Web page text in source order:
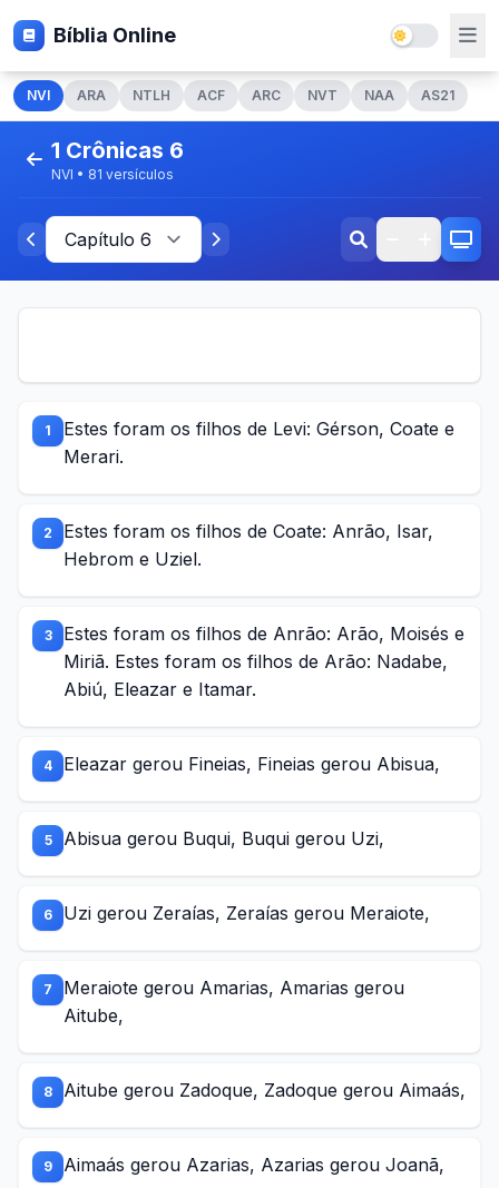
Bíblia Online
NVI ARA NTLH ACF ARC NVT NAA AS21
1 Crônicas 6
NVI • 81 versículos
1
Estes foram os filhos de Levi: Gérson, Coate e
Merari.
2
Estes foram os filhos de Coate: Anrão, Isar,
Hebrom e Uziel.
3
Estes foram os filhos de Anrão: Arão, Moisés e
Miriã. Estes foram os filhos de Arão: Nadabe,
Abiú, Eleazar e Itamar.
4 Eleazar gerou Fineias, Fineias gerou Abisua,
5 Abisua gerou Buqui, Buqui gerou Uzi,
6 Uzi gerou Zeraías, Zeraías gerou Meraiote,
7
Meraiote gerou Amarias, Amarias gerou
Aitube,
8 Aitube gerou Zadoque, Zadoque gerou Aimaás,
9 Aimaás gerou Azarias, Azarias gerou Joanã,